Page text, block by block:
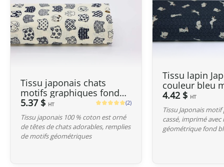
Tissu japonais chats
motifs graphiques fond
ivoire
5.37 $ HT (2)
Tissu japonais 100 % coton est orné
de têtes de chats adorables, remplies
de motifs géométriques
Tissu lapin
couleur bleu
4.42 $ HT
Tissu Japonais
cassé, imprimé
géométrique fond